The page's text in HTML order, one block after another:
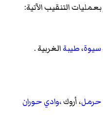
التنقيب الآتية:
سيوة،طيبةالغربية .
حرمل،أروك،وادي حوران